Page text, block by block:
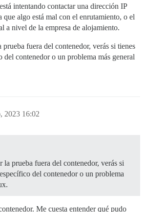
intentando contactar una dirección IP
que algo está mal con el enrutamiento, o el
a nivel de la empresa de alojamiento.
prueba fuera del contenedor, verás si tienes
del contenedor o un problema más general
2023 16:02
la prueba fuera del contenedor, verás si
del contenedor o un problema
Me cuesta entender qué pudo